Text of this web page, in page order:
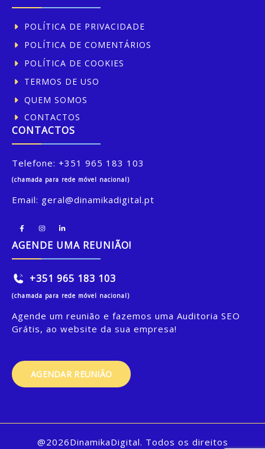
POLÍTICA DE PRIVACIDADE
POLÍTICA DE COMENTÁRIOS
POLÍTICA DE COOKIES
TERMOS DE USO
QUEM SOMOS
CONTACTOS
CONTACTOS
Telefone: +351 965 183 103
(chamada para rede móvel nacional)
Email: geral@dinamikadigital.pt
AGENDE UMA REUNIÃO!
+351 965 183 103
(chamada para rede móvel nacional)
Agende um reunião e fazemos uma Auditoria SEO
Grátis, ao website da sua empresa!
AGENDAR REUNIÃO
@2026DinamikaDigital. Todos os direitos